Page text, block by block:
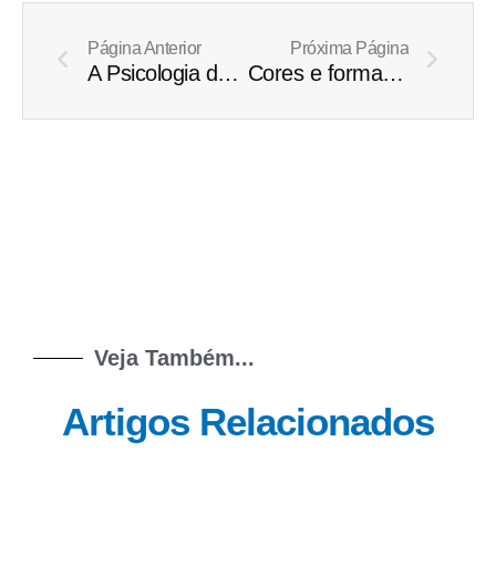
Página Anterior
A Psicologia das Cores: Transformando o Quarto do Bebê em um Mundo de Estímulos
Próxima Página
Cores e formas: como elas podem ajudar no desenvolvimento do seu bebê
Veja Também...
Artigos Relacionados